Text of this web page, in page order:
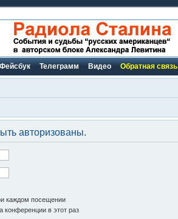
Фейсбук Телеграмм Видео Обратная связь
авторизованы.
каждом посещении
конференции в этот раз